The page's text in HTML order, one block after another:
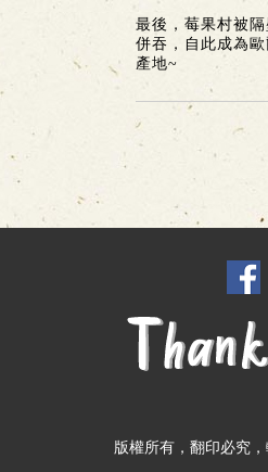
最後，莓果村被
併吞，自此成為
產地~
版權所有，翻印必究